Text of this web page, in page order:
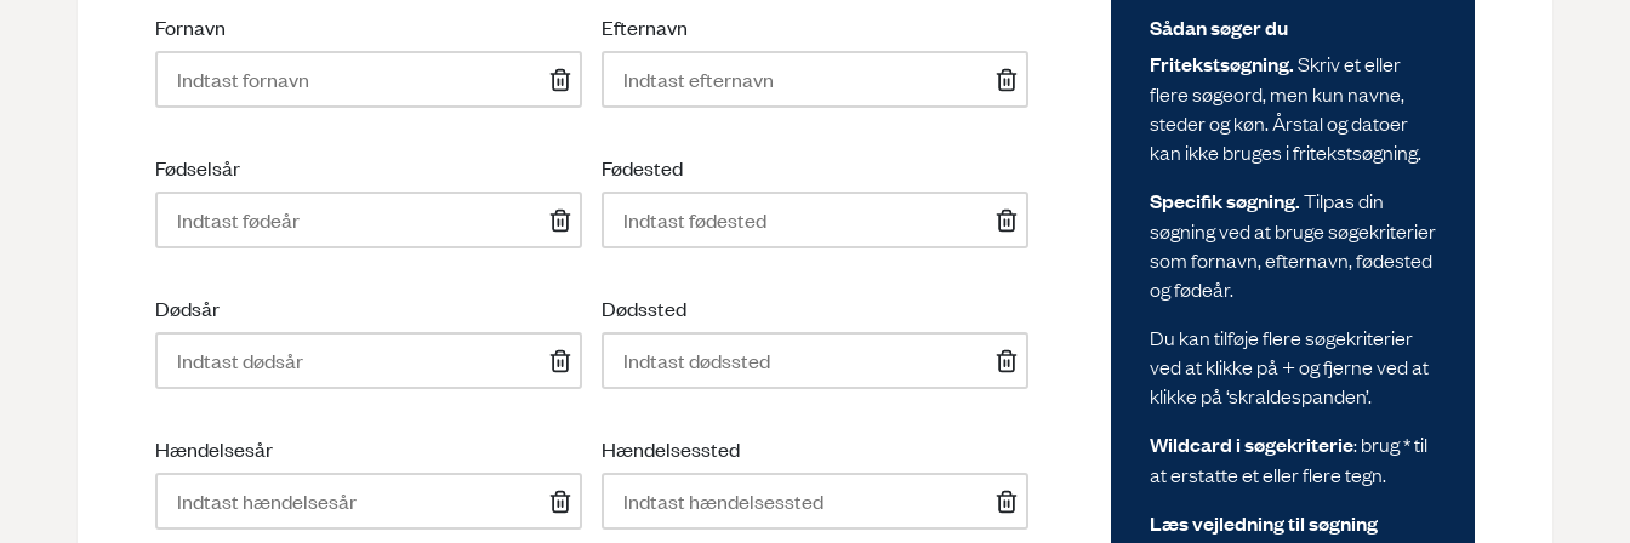
Fornavn Efternavn
Fødselsår Fødested
Dødsår Dødssted
Hændelsesår Hændelsessted
Sådan søger du
Fritekstsøgning.Skriv et eller
flere søgeord, men kun navne,
steder og køn. Årstal og datoer
kan ikke bruges i fritekstsøgning.
Specifik søgning.Tilpas din
søgning ved at bruge søgekriterier
som fornavn, efternavn, fødested
og fødeår.
Du kan tilføje flere søgekriterier
ved at klikke på + og fjerne ved at
klikke på ‘skraldespanden’.
Wildcard i søgekriterie: brug * til
at erstatte et eller flere tegn.
Læs vejledning til søgning